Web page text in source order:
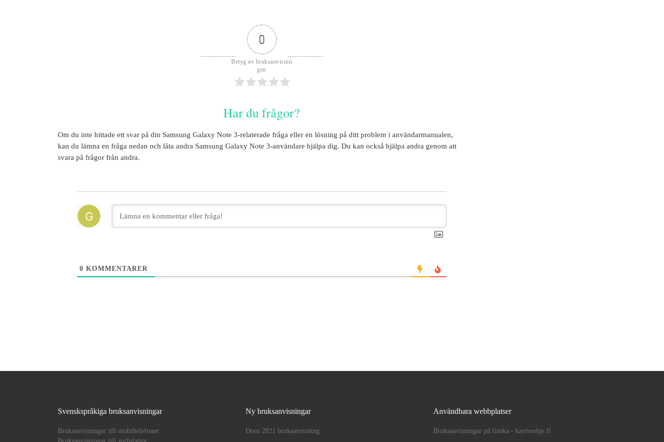
0
Betyg av bruksanvisnin
gen
Har du frågor?
Om du inte hittade ett svar på din Samsung Galaxy Note 3-relaterade fråga eller en lösning på ditt problem i användarmanualen,
kan du lämna en fråga nedan och låta andra Samsung Galaxy Note 3-användare hjälpa dig. Du kan också hjälpa andra genom att
svara på frågor från andra.
0 KOMMENTARER
Svenskspråkiga bruksanvisningar
Bruksanvisningar till mobiltelefoner
Ny bruksanvisningar
Doro 2821 bruksanvisning
Användbara webbplatser
Bruksanvisningar på finska - kayttoohje.fi